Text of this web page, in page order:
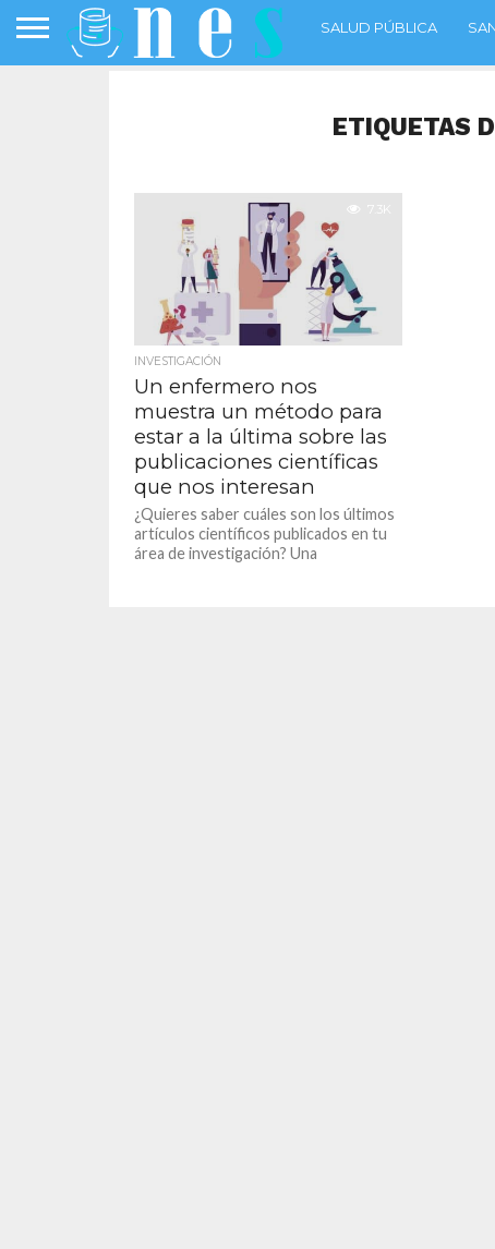
SALUD PÚBLICA
ETIQUETAS
7.3K
INVESTIGACIÓN
Un enfermero nos
muestra un método para
estar a la última sobre las
publicaciones científicas
que nos interesan
¿Quieres saber cuáles son los últimos
artículos científicos publicados en tu
área de investigación? Una